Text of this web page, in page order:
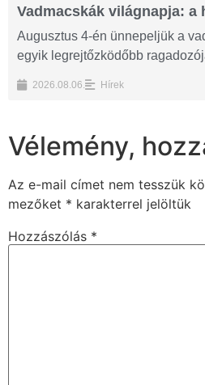
Vadmacskák világnapja: a
Augusztus 4-én ünnepeljük a
egyik legrejtőzködőbb
2026.08.06. Hírek
Vélemény,
Az e-mail címet nem tesszük
mezőket * karakterrel jelöltük
Hozzászólás *